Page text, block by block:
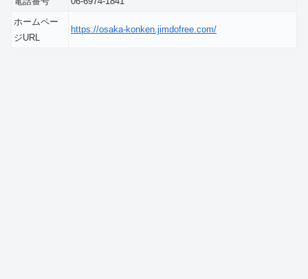
ホームペー
ジURL
https://osaka-konken.jimdofree.com/